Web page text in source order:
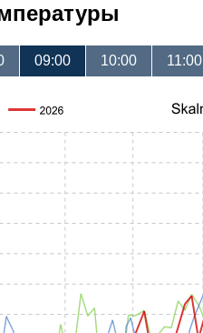
09:00 10:00 11:00